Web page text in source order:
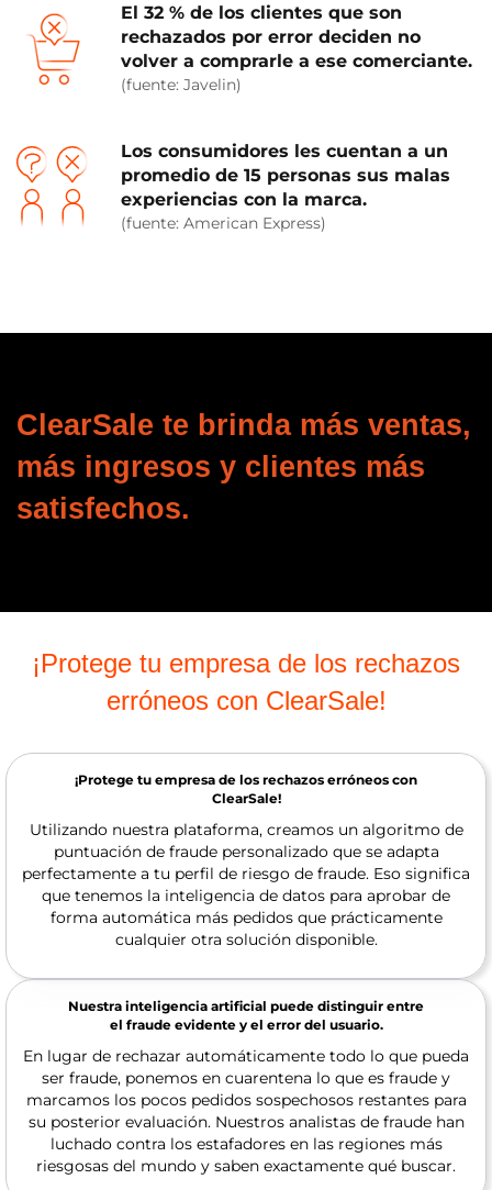
El 32 % de los clientes que son
rechazados por error deciden no
volver a comprarle a ese comerciante.
(fuente: Javelin)
Los consumidores les cuentan a un
promedio de 15 personas sus malas
experiencias con la marca.
(fuente: American Express)
ClearSale te brinda más ventas,
más ingresos y clientes más
satisfechos.
¡Protege tu empresa de los rechazos
erróneos con ClearSale!
¡Protege tu empresa de los rechazos erróneos con
ClearSale!
Utilizando nuestra plataforma, creamos un algoritmo de
puntuación de fraude personalizado que se adapta
perfectamente a tu perfil de riesgo de fraude. Eso significa
que tenemos la inteligencia de datos para aprobar de
forma automática más pedidos que prácticamente
cualquier otra solución disponible.
Nuestra inteligencia artificial puede distinguir entre
el fraude evidente y el error del usuario.
En lugar de rechazar automáticamente todo lo que pueda
ser fraude, ponemos en cuarentena lo que es fraude y
marcamos los pocos pedidos sospechosos restantes para
su posterior evaluación. Nuestros analistas de fraude han
luchado contra los estafadores en las regiones más
riesgosas del mundo y saben exactamente qué buscar.